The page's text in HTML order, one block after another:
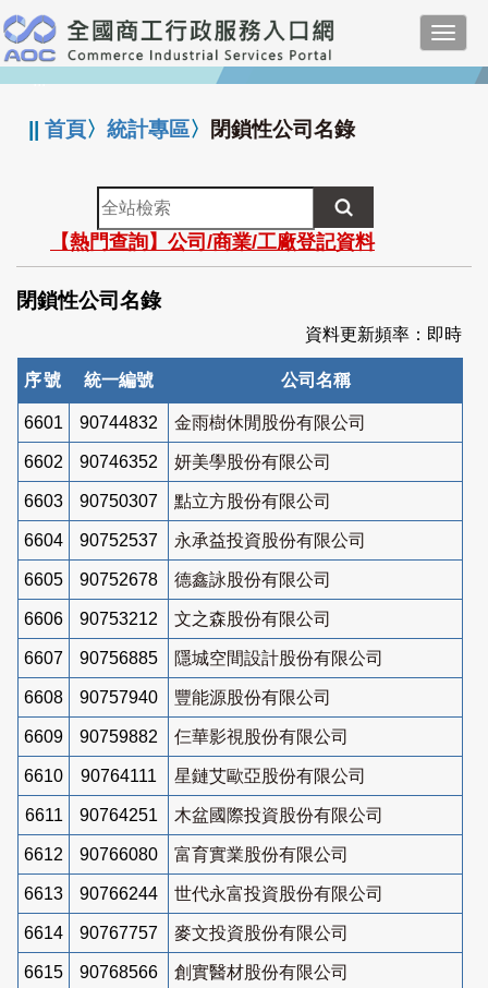
跳
到
主
要
:::
||首頁〉統計專區〉 閉鎖性公司名錄
全
站
檢
索
【熱門查詢】公司/商業/工廠登記資料
閉鎖性公司名錄
資料更新頻率：即時
序號 統一編號 公司名稱
6601 90744832 金雨樹休閒股份有限公司
6602 90746352 妍美學股份有限公司
6603 90750307 點立方股份有限公司
6604 90752537 永承益投資股份有限公司
6605 90752678 德鑫詠股份有限公司
6606 90753212 文之森股份有限公司
6607 90756885 隱城空間設計股份有限公司
6608 90757940 豐能源股份有限公司
6609 90759882 仨華影視股份有限公司
6610 90764111 星鏈艾歐亞股份有限公司
6611 90764251 木盆國際投資股份有限公司
6612 90766080 富育實業股份有限公司
6613 90766244 世代永富投資股份有限公司
6614 90767757 麥文投資股份有限公司
6615 90768566 創實醫材股份有限公司